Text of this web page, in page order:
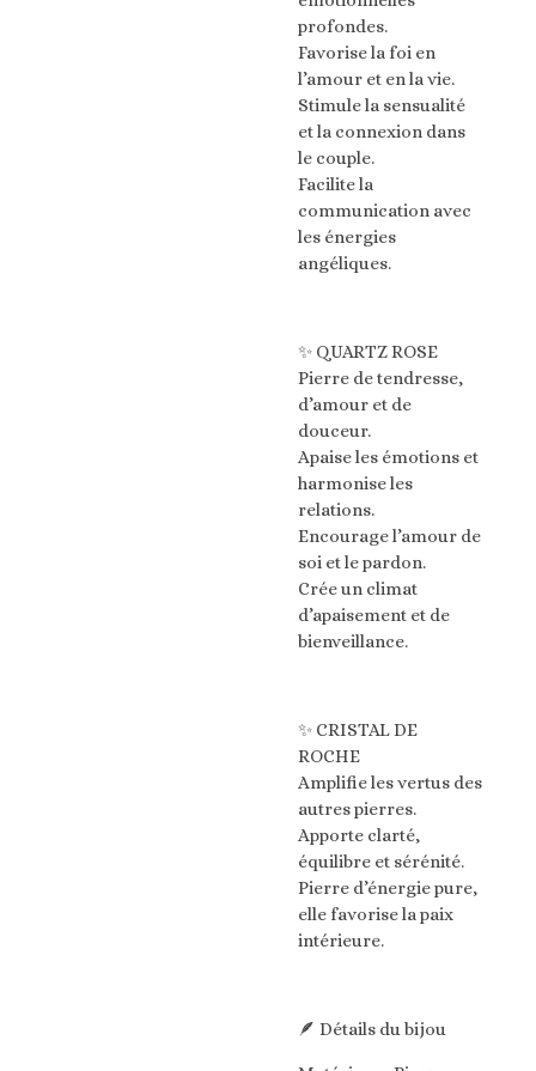
profondes.
Favorise la foi en
l’amour et en la vie.
Stimule la sensualité
et la connexion dans
le couple.
Facilite la
communication avec
les énergies
angéliques.
✨ QUARTZ ROSE
Pierre de tendresse,
d’amour et de
douceur.
Apaise les émotions et
harmonise les
relations.
Encourage l’amour de
soi et le pardon.
Crée un climat
d’apaisement et de
bienveillance.
✨ CRISTAL DE
ROCHE
Amplifie les vertus des
autres pierres.
Apporte clarté,
équilibre et sérénité.
Pierre d’énergie pure,
elle favorise la paix
intérieure.
🪶 Détails du bijou